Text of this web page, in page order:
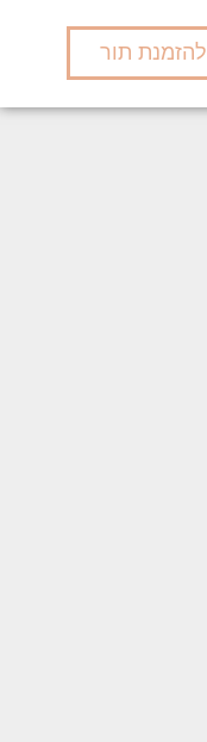
להזמנת תור